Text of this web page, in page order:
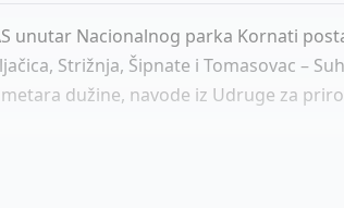
unutar Nacionalnog parka Kornati
Strižnja, Šipnate i Tomasovac –
dužine, navode iz Udruge za